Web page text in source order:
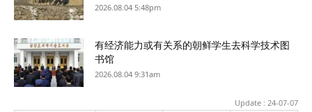
2026.08.04 5:48pm
有经济能力或有关系的朝鲜学生去科学技术图
书馆
2026.08.04 9:31am
Update : 24-07-07